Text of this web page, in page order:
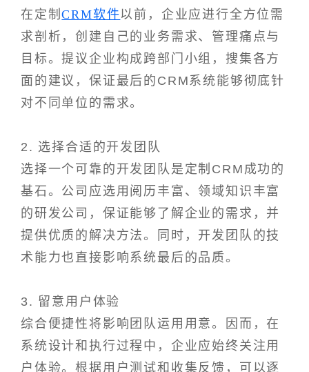
在定制CRM软件以前，企业应进行全方位需
求剖析，创建自己的业务需求、管理痛点与
目标。提议企业构成跨部门小组，搜集各方
面的建议，保证最后的CRM系统能够彻底针
对不同单位的需求。
2. 选择合适的开发团队
选择一个可靠的开发团队是定制CRM成功的
基石。公司应选用阅历丰富、领域知识丰富
的研发公司，保证能够了解企业的需求，并
提供优质的解决方法。同时，开发团队的技
术能力也直接影响系统最后的品质。
3. 留意用户体验
综合便捷性将影响团队运用用意。因而，在
系统设计和执行过程中，企业应始终关注用
户体验。根据用户测试和收集反馈，可以逐